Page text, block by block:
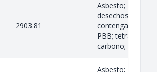
2903.81
Asbesto; criolita;
desechos de
contengan PCB;
PBB; tetracloruro
carbono; ciertos...
Asbesto; criolita;